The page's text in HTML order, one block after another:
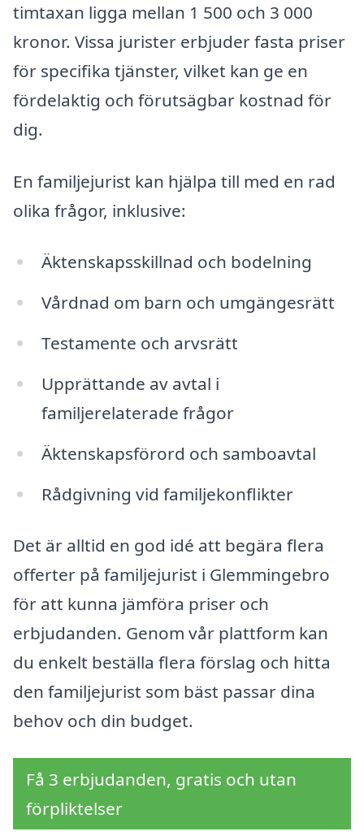
timtaxan ligga mellan 1 500 och 3 000
kronor. Vissa jurister erbjuder fasta priser
för specifika tjänster, vilket kan ge en
fördelaktig och förutsägbar kostnad för
dig.
En familjejurist kan hjälpa till med en rad
olika frågor, inklusive:
Äktenskapsskillnad och bodelning
Vårdnad om barn och umgängesrätt
Testamente och arvsrätt
Upprättande av avtal i
familjerelaterade frågor
Äktenskapsförord och samboavtal
Rådgivning vid familjekonflikter
Det är alltid en god idé att begära flera
offerter på familjejurist i Glemmingebro
för att kunna jämföra priser och
erbjudanden. Genom vår plattform kan
du enkelt beställa flera förslag och hitta
den familjejurist som bäst passar dina
behov och din budget.
Få 3 erbjudanden, gratis och utan
förpliktelser